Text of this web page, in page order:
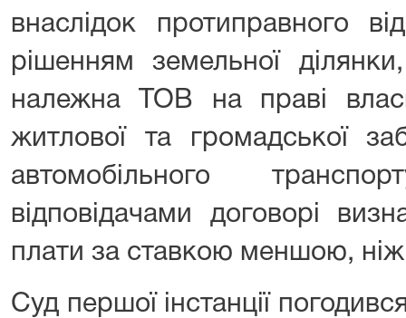
внаслідок протиправного
рішенням земельної
належна ТОВ на праві
житлової та громадської
автомобільного
відповідачами договорі
плати за ставкою меншою,
Суд першої інстанції